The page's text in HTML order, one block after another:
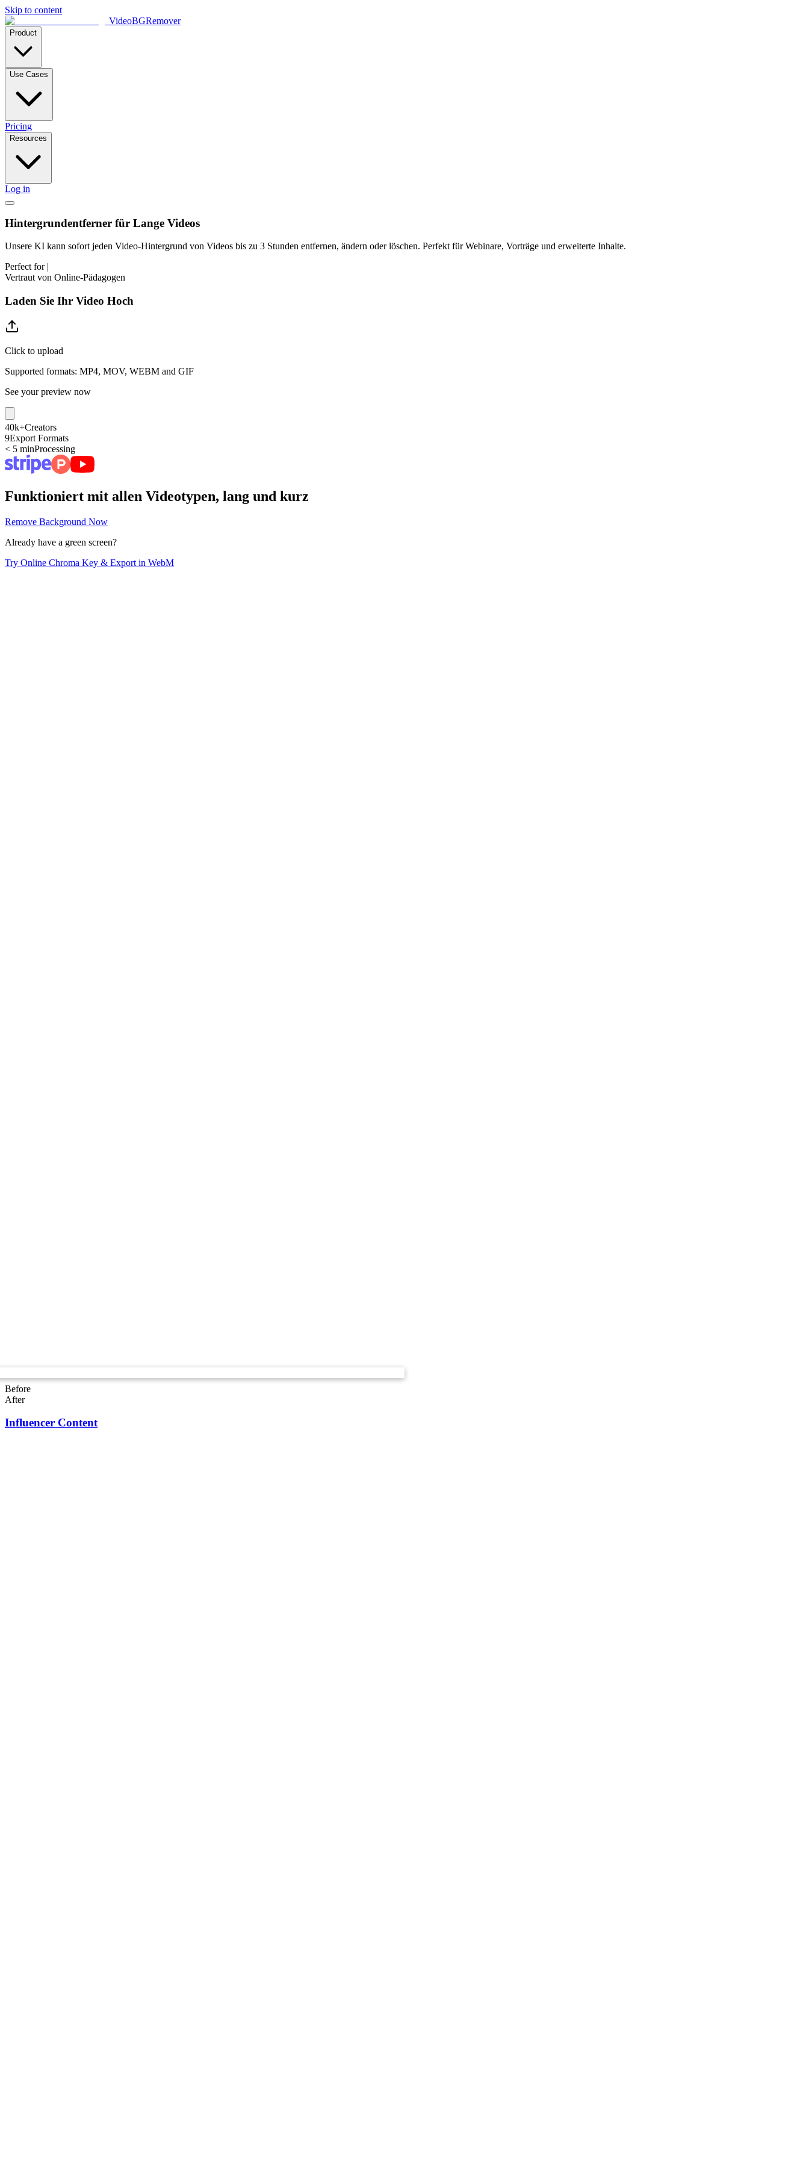
Skip to content
VideoBGRemover
Product
Use Cases
Pricing
Resources
Log in
Hintergrundentferner für Lange Videos
Unsere KI kann sofort jeden Video-Hintergrund von Videos bis zu 3 Stunden entfernen, ändern oder löschen. Perfekt für Webinare, Vorträge und erweiterte Inhalte.
Perfect for |
Vertraut von Online-Pädagogen
Laden Sie Ihr Video Hoch
Click to upload
Supported formats: MP4, MOV, WEBM and GIF
See your preview now
40k+Creators
9Export Formats
< 5 minProcessing
Funktioniert mit allen Videotypen, lang und kurz
Remove Background Now
Already have a green screen?
Try Online Chroma Key & Export in WebM
Before
After
Influencer Content